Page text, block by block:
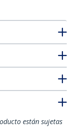
están sujetas